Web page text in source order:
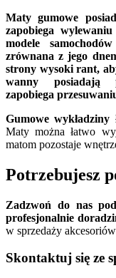
Maty gumowe
zapobiega
modele
zrównana z jego
strony wysoki rant,
wanny posiadają
zapobiega
Gumowe wykładziny
Maty można łatwo
matom pozostaje
Potrzebujesz
Zadzwoń do nas
profesjonalnie
w sprzedaży
Skontaktuj się ze